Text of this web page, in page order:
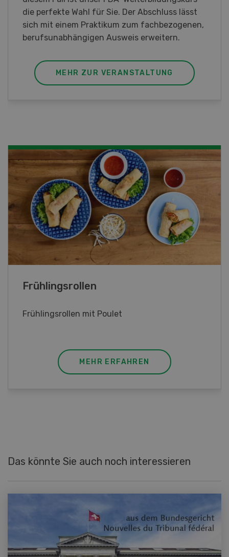
neuen 8-Rad-Forwarders ein.
MEHR ZUR VERANSTALTUNG
Kalbsgeschnetzeltes mit Apfelsauce
Kalbsgeschnetzeltes mit Apfelsauce, Kräuter
MEHR ERFAHREN
Das könnte Sie auch noch interessieren